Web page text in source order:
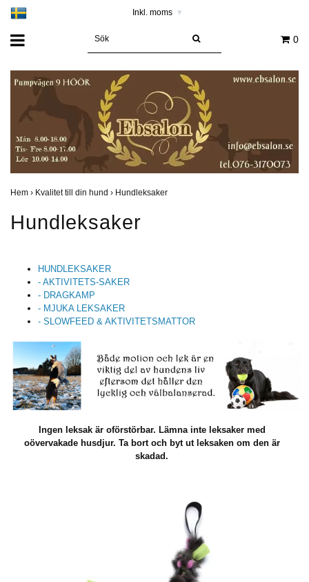
Inkl. moms ▾
0
Hem › Kvalitet till din hund › Hundleksaker
Hundleksaker
HUNDLEKSAKER
- AKTIVITETS-SAKER
- DRAGKAMP
- MJUKA LEKSAKER
- SLOWFEED & AKTIVITETSMATTOR
Ingen leksak är oförstörbar. Lämna inte leksaker med
oövervakade husdjur. Ta bort och byt ut leksaken om den är
skadad.